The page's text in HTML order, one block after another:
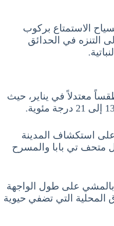
الاستمتاع بركوب
التنزه في الحدائق
معتدلاً في يناير، حيث
على استكشاف المدينة
متحف تي بابا والمسرح
بالمشي على طول الواجهة
المحلية التي تضفي حيوية